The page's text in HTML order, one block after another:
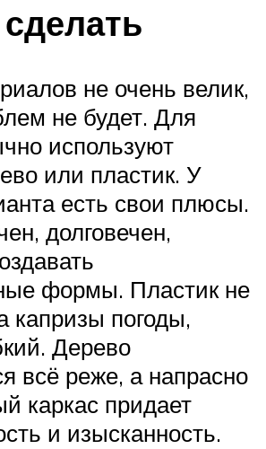
не очень велик,
не будет. Для
используют
или пластик. У
есть свои плюсы.
долговечен,
формы. Пластик не
капризы погоды,
Дерево
всё реже, а напрасно
каркас придает
и изысканность.